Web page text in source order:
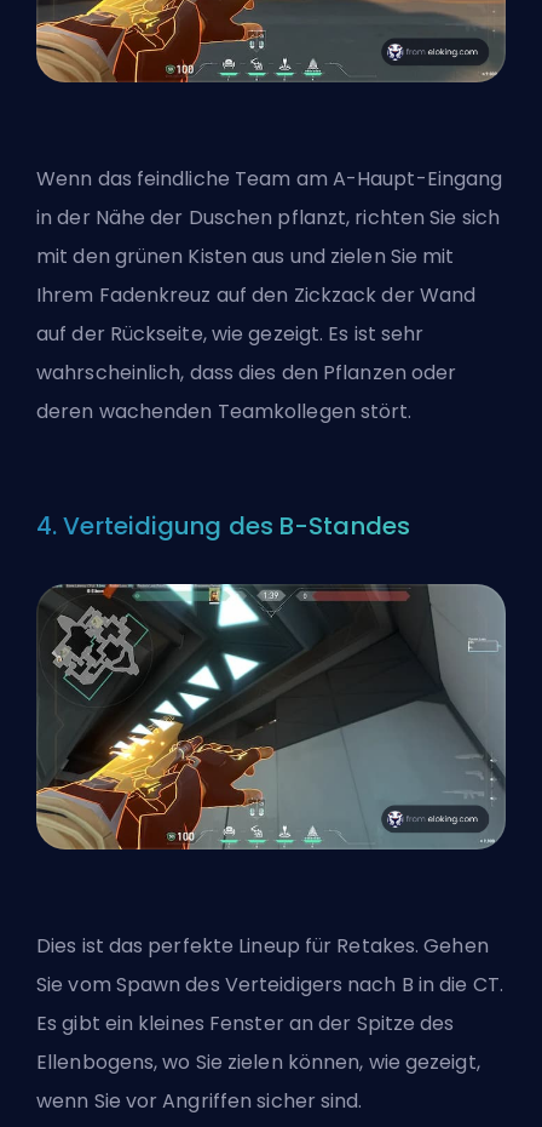
Wenn das feindliche Team am A-Haupt-Eingang
in der Nähe der Duschen pflanzt, richten Sie sich
mit den grünen Kisten aus und zielen Sie mit
Ihrem Fadenkreuz auf den Zickzack der Wand
auf der Rückseite, wie gezeigt. Es ist sehr
wahrscheinlich, dass dies den Pflanzen oder
deren wachenden Teamkollegen stört.
4. Verteidigung des B-Standes
Dies ist das perfekte Lineup für Retakes. Gehen
Sie vom Spawn des Verteidigers nach B in die CT.
Es gibt ein kleines Fenster an der Spitze des
Ellenbogens, wo Sie zielen können, wie gezeigt,
wenn Sie vor Angriffen sicher sind.